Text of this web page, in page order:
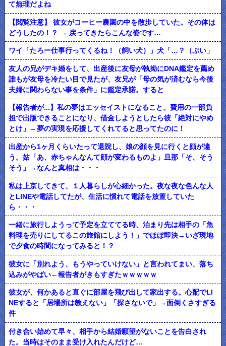
て無理だよね
【閲覧注意】 彼女がコーヒー農園の中を散歩していた。その体は
どうしたの！？ → 戻ってきたらこんな姿です…
ワイ「たろー仕事行ってくるね！（飼い犬）」犬「…？（ぷい」
友人の兄がデキ婚をして、出産後に友母が執拗にDNA鑑定を薦め
誰もが友母を冷たい目で見たが、友兄が「母の気が済むなら今後
夫婦に関わらない事を条件」に鑑定承諾。すると
【報告者が...】私の夢はエッセイストになること。費用の一部負
担で出版できることになり、借金しようとしたら彼「絶対にやめ
とけ」←夢の実現を応援してくれてると思ってたのに！
出産から1ヶ月くらいたって退院し、娘の顔を見に行くと顔が違
う。姑「あ、赤ちゃんなんて顔が変わるものよ」旦那「そ、そう
そう」→なんと真相は・・・
私は上京してきて、１人暮らしが心細かった。夜な夜な色んな人
とLINEや電話してたが、生活に慣れて電話を放置していた
ら・・・
一緒に旅行しようって予定を立ててる時、泊まり先は相手の「魚
料理を売りにしてるこの旅館にしよう！」でほぼ即決→いざ現地
で夕食の時間になってみると！？
彼女に「別れよう、もうやっていけない」と言われてまい、落ち
込みがやばい←報告者がきもすぎたｗｗｗｗｗ
彼女が、何かあると直ぐに部屋を飛び出して家出する。心配でLI
NEすると「居場所は教えない」「探さないで」→面倒くさすぎる
件
付き合い始めて早々、相手から結婚願望がないことを告白され
た。当時はそのまま受け入れたんだけど…